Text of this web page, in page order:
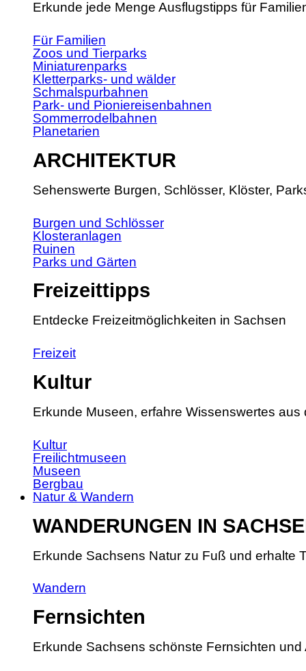
Erkunde jede Menge Ausflugstipps für
Für Familien
Zoos und Tierparks
Miniaturenparks
Kletterparks- und wälder
Schmalspurbahnen
Park- und Pioniereisenbahnen
Sommerrodelbahnen
Planetarien
ARCHITEKTUR
Sehenswerte Burgen, Schlösser, Klöster,
Burgen und Schlösser
Klosteranlagen
Ruinen
Parks und Gärten
Freizeittipps
Entdecke Freizeitmöglichkeiten in Sachsen
Freizeit
Kultur
Erkunde Museen, erfahre Wissenswertes
Kultur
Freilichtmuseen
Museen
Bergbau
Natur & Wandern
WANDERUNGEN IN
Erkunde Sachsens Natur zu Fuß und erhalte
Wandern
Fernsichten
Erkunde Sachsens schönste Fernsichten und